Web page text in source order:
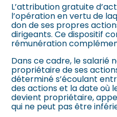
L’attribution gratuite
l’opération en vertu de
don de ses propres
dirigeants. Ce dispositif
rémunération
Dans ce cadre, le salarié
propriétaire de ses
déterminé s’écoulant
des actions et la date où
devient propriétaire,
qui ne peut pas être